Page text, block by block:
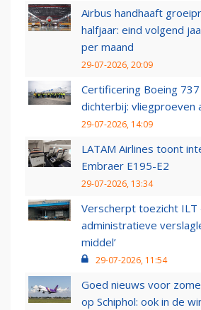
Airbus handhaaft
halfjaar: eind volgend
per maand
29-07-2026, 20:09
Certificering Boeing
dichterbij: vliegproeven
29-07-2026, 14:09
LATAM Airlines toont
Embraer E195-E2
29-07-2026, 13:34
Verscherpt toezicht ILT
administratieve
middel’
29-07-2026, 11:54
Goed nieuws voor
op Schiphol: ook in de